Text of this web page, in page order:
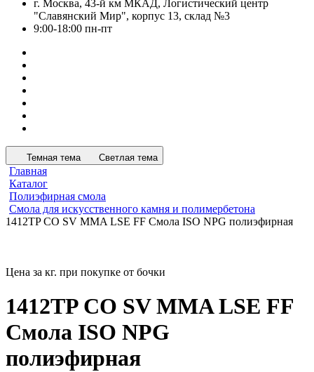
г. Москва, 43-й км МКАД, Логистический центр
"Славянский Мир", корпус 13, склад №3
9:00-18:00 пн-пт
Темная тема Светлая тема
Главная
Каталог
Полиэфирная смола
Смола для искусственного камня и полимербетона
1412TP CO SV MMA LSE FF Смола ISO NPG полиэфирная
Цена за кг. при покупке от бочки
1412TP CO SV MMA LSE FF
Смола ISO NPG
полиэфирная